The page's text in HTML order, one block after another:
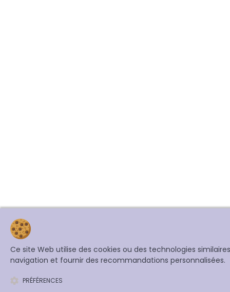
Ce site Web utilise des cookies ou des technologies
navigation et fournir des recommandations personnalisées.
PRÉFÉRENCES